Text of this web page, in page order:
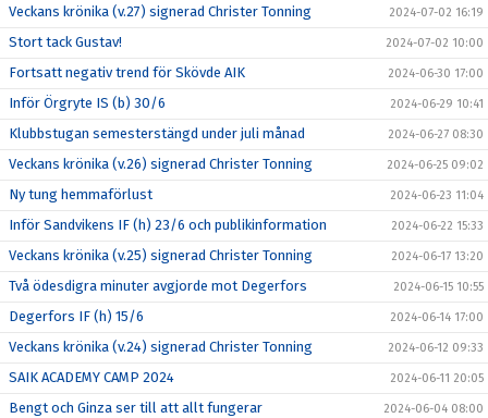
Veckans krönika (v.27) signerad Christer Tonning 2024-07-02 16:19
Stort tack Gustav! 2024-07-02 10:00
Fortsatt negativ trend för Skövde AIK 2024-06-30 17:00
Inför Örgryte IS (b) 30/6 2024-06-29 10:41
Klubbstugan semesterstängd under juli månad 2024-06-27 08:30
Veckans krönika (v.26) signerad Christer Tonning 2024-06-25 09:02
Ny tung hemmaförlust 2024-06-23 11:04
Inför Sandvikens IF (h) 23/6 och publikinformation 2024-06-22 15:33
Veckans krönika (v.25) signerad Christer Tonning 2024-06-17 13:20
Två ödesdigra minuter avgjorde mot Degerfors 2024-06-15 10:55
Degerfors IF (h) 15/6 2024-06-14 17:00
Veckans krönika (v.24) signerad Christer Tonning 2024-06-12 09:33
SAIK ACADEMY CAMP 2024 2024-06-11 20:05
Bengt och Ginza ser till att allt fungerar 2024-06-04 08:00